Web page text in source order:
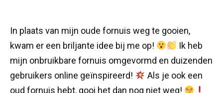
In plaats van mijn oude fornuis weg te gooien,
kwam er een briljante idee bij me op!
Ik heb
mijn onbruikbare fornuis omgevormd en duizenden
gebruikers online geïnspireerd!
Als je ook een
oud fornuis hebt, gooi het dan nog niet weg!